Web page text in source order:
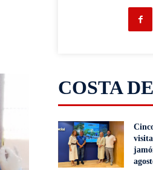
COSTA